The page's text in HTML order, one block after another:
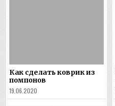
Как сделать коврик из
помпонов
19.06.2020